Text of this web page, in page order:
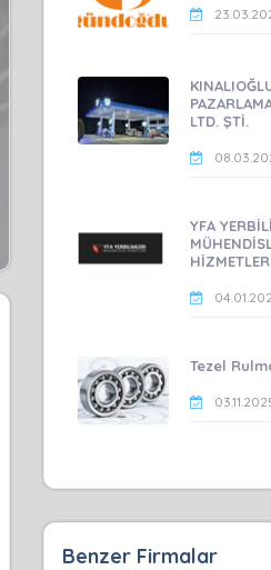
LTD. ŞTİ.
YFA
Tezel
Benzer Firmalar